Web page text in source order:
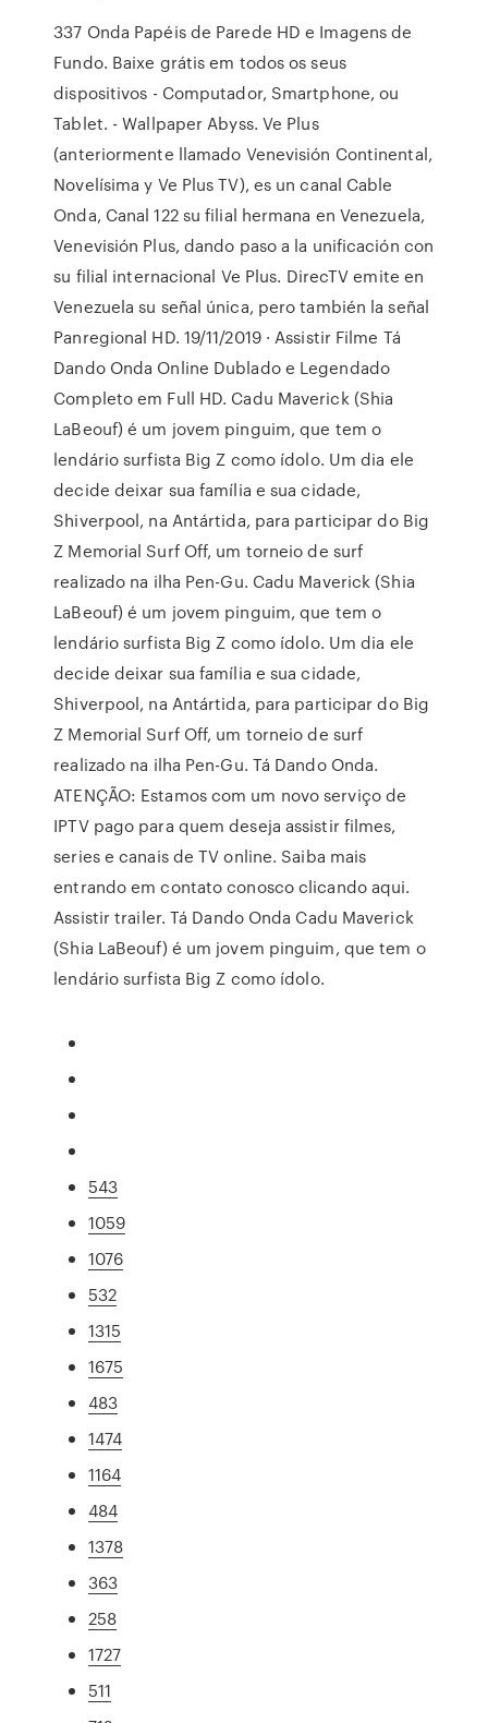
337 Onda Papéis de Parede HD e Imagens de
Fundo. Baixe grátis em todos os seus
dispositivos - Computador, Smartphone, ou
Tablet. - Wallpaper Abyss. Ve Plus
(anteriormente llamado Venevisión Continental,
Novelísima y Ve Plus TV), es un canal Cable
Onda, Canal 122 su filial hermana en Venezuela,
Venevisión Plus, dando paso a la unificación con
su filial internacional Ve Plus. DirecTV emite en
Venezuela su señal única, pero también la señal
Panregional HD. 19/11/2019 · Assistir Filme Tá
Dando Onda Online Dublado e Legendado
Completo em Full HD. Cadu Maverick (Shia
LaBeouf) é um jovem pinguim, que tem o
lendário surfista Big Z como ídolo. Um dia ele
decide deixar sua família e sua cidade,
Shiverpool, na Antártida, para participar do Big
Z Memorial Surf Off, um torneio de surf
realizado na ilha Pen-Gu. Cadu Maverick (Shia
LaBeouf) é um jovem pinguim, que tem o
lendário surfista Big Z como ídolo. Um dia ele
decide deixar sua família e sua cidade,
Shiverpool, na Antártida, para participar do Big
Z Memorial Surf Off, um torneio de surf
realizado na ilha Pen-Gu. Tá Dando Onda.
ATENÇÃO: Estamos com um novo serviço de
IPTV pago para quem deseja assistir filmes,
series e canais de TV online. Saiba mais
entrando em contato conosco clicando aqui.
Assistir trailer. Tá Dando Onda Cadu Maverick
(Shia LaBeouf) é um jovem pinguim, que tem o
lendário surfista Big Z como ídolo.
543
1059
1076
532
1315
1675
483
1474
1164
484
1378
363
258
1727
511